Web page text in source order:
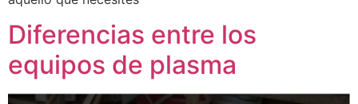
Diferencias entre los
equipos de plasma